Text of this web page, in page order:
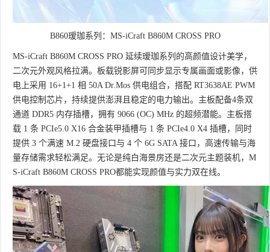
B860瑷珈系列：MS-iCraft B860M CROSS PRO
MS-iCraft B860M CROSS PRO 延续瑷珈系列的高颜值设计美学，
二次元外观风格拉满。板载锐影屏可同步显示专属画面或影像，供
电上采用 16+1+1 相 50A Dr.Mos 供电组合，搭配 RT3638AE PWM
供电控制芯片，持续提供澎湃且稳定的电力输出。主板配备4条双
通道 DDR5 内存插槽，拥有 9066 (OC) MHz 的超频潜能。主板搭
载 1 条 PCIe5.0 X16 合金装甲插槽与 1 条 PCIe4.0 X4 插槽，同时
提供 3 个满速 M.2 硬盘接口与 4 个 6G SATA 接口，高速传输与海
量存储需求轻松满足。无论是纯白海景房还是二次元主题装机，M
S-iCraft B860M CROSS PRO都能实现颜值与实力双在线。